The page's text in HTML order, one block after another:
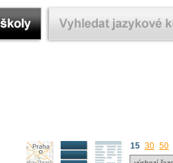
15 30 50